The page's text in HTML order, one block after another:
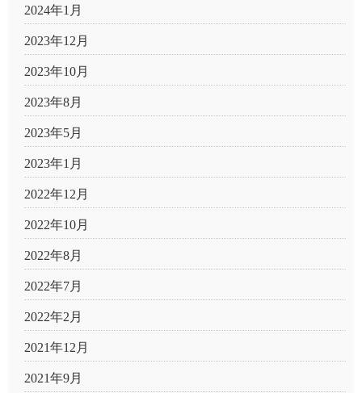
2024年1月
2023年12月
2023年10月
2023年8月
2023年5月
2023年1月
2022年12月
2022年10月
2022年8月
2022年7月
2022年2月
2021年12月
2021年9月